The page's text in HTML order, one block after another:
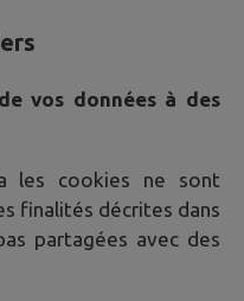
vos données à des
les cookies ne sont
finalités décrites dans
partagées avec des